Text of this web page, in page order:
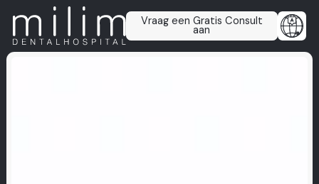
Vraag een Gratis Consult
aan